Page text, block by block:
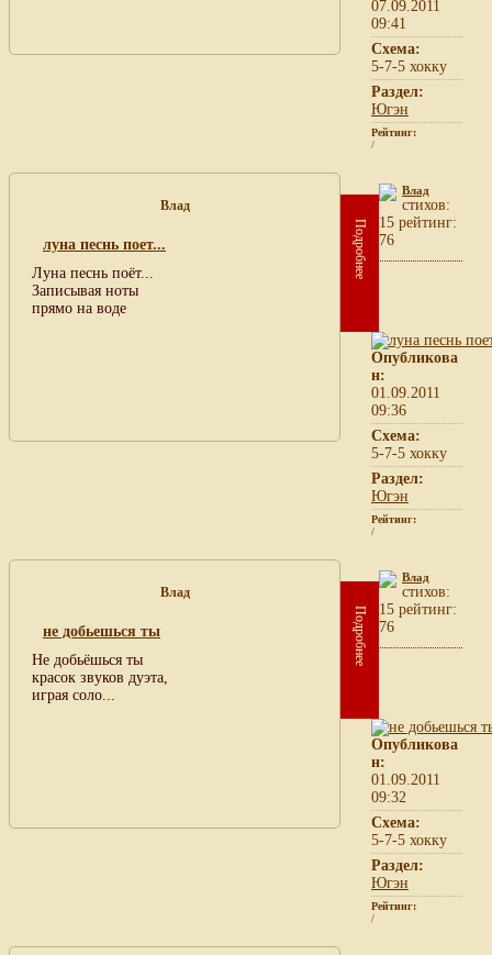
07.09.2011
09:41
Схема:
5-7-5 хокку
Раздел:
Югэн
Рейтинг:
/
Влад
луна песнь поет...
Луна песнь поёт...
Записывая ноты
прямо на воде
Подробнее
Влад
cтихов:
15 рейтинг:
76
Опубликова
н:
01.09.2011
09:36
Схема:
5-7-5 хокку
Раздел:
Югэн
Рейтинг:
/
Влад
не добьешься ты
Не добьёшься ты
красок звуков дуэта,
играя соло...
Подробнее
Влад
cтихов:
15 рейтинг:
76
Опубликова
н:
01.09.2011
09:32
Схема:
5-7-5 хокку
Раздел:
Югэн
Рейтинг:
/